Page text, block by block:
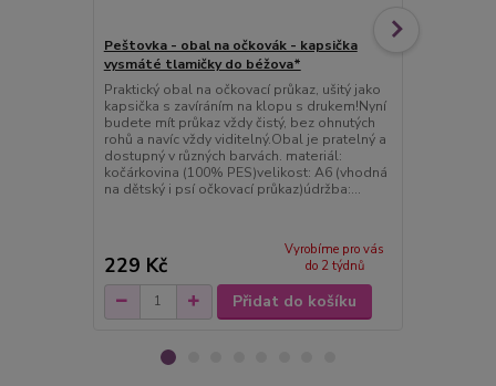
Peštovka - obal na očkovák - kapsička
vysmáté tlamičky do béžova*
Praktický obal na očkovací průkaz, ušitý jako
kapsička s zavíráním na klopu s drukem!Nyní
budete mít průkaz vždy čistý, bez ohnutých
rohů a navíc vždy viditelný.Obal je pratelný a
dostupný v různých barvách. materiál:
kočárkovina (100% PES)velikost: A6 (vhodná
na dětský i psí očkovací průkaz)údržba:...
229 Kč
Vyrobíme pro vás
do 2 týdnů
Přidat do košíku